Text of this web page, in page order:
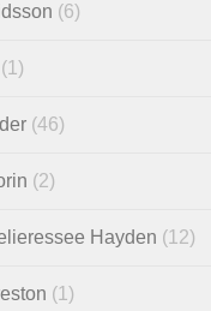
(6)
(1)
(46)
(2)
Hayden (12)
(1)